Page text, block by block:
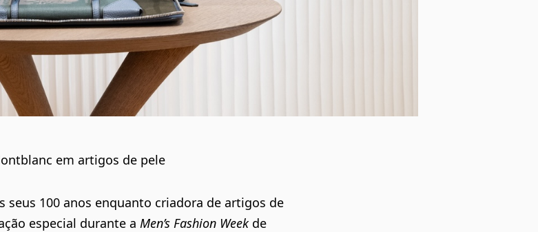
em artigos de pele
seus 100 anos enquanto criadora de artigos de
especial durante a Men’s Fashion Week de